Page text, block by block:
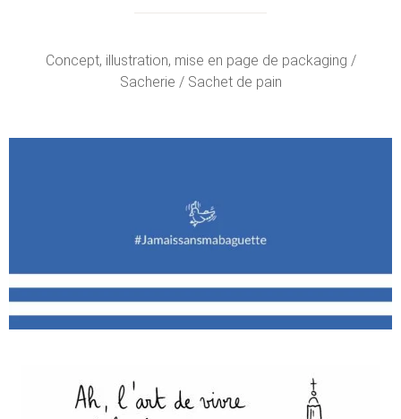
Concept, illustration, mise en page de packaging /
Sacherie / Sachet de pain